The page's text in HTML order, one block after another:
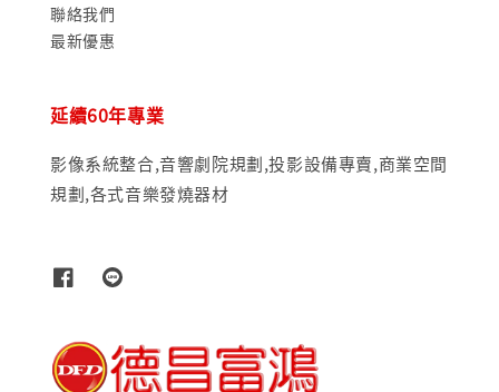
聯絡我們
最新優惠
延續60年專業
影像系統整合,音響劇院規劃,投影設備專賣,商業空間
規劃,各式音樂發燒器材